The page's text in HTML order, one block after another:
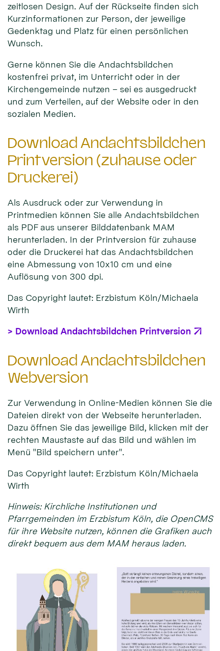
zeitlosen Design. Auf der Rückseite finden sich
Kurzinformationen zur Person, der jeweilige
Gedenktag und Platz für einen persönlichen
Wunsch.
Gerne können Sie die Andachtsbildchen
kostenfrei privat, im Unterricht oder in der
Kirchengemeinde nutzen – sei es ausgedruckt
und zum Verteilen, auf der Website oder in den
sozialen Medien.
Download Andachtsbildchen
Printversion (zuhause oder
Druckerei)
Als Ausdruck oder zur Verwendung in
Printmedien können Sie alle Andachtsbildchen
als PDF aus unserer Bilddatenbank MAM
herunterladen. In der Printversion für zuhause
oder die Druckerei hat das Andachtsbildchen
eine Abmessung von 10x10 cm und eine
Auflösung von 300 dpi.
Das Copyright lautet: Erzbistum Köln/Michaela
Wirth
> Download Andachtsbildchen Printversion
Download Andachtsbildchen
Webversion
Zur Verwendung in Online-Medien können Sie die
Dateien direkt von der Webseite herunterladen.
Dazu öffnen Sie das jeweilige Bild, klicken mit der
rechten Maustaste auf das Bild und wählen im
Menü "Bild speichern unter".
Das Copyright lautet: Erzbistum Köln/Michaela
Wirth
Hinweis: Kirchliche Institutionen und
Pfarrgemeinden im Erzbistum Köln, die OpenCMS
für ihre Website nutzen, können die Grafiken auch
direkt bequem aus dem MAM heraus laden.